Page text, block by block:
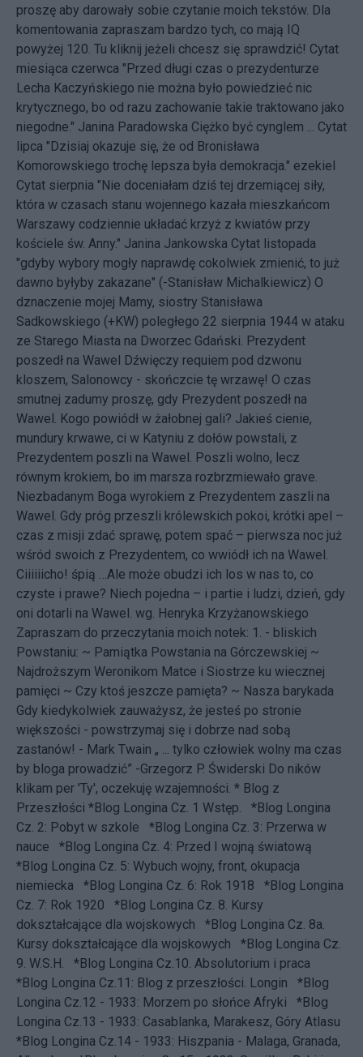
proszę aby darowały sobie czytanie moich tekstów. Dla
komentowania zapraszam bardzo tych, co mają IQ
powyżej 120. Tu kliknij jeżeli chcesz się sprawdzić! Cytat
miesiąca czerwca "Przed długi czas o prezydenturze
Lecha Kaczyńskiego nie można było powiedzieć nic
krytycznego, bo od razu zachowanie takie traktowano jako
niegodne." Janina Paradowska Ciężko być cynglem ... Cytat
lipca "Dzisiaj okazuje się, że od Bronisława
Komorowskiego trochę lepsza była demokracja." ezekiel
Cytat sierpnia "Nie doceniałam dziś tej drzemiącej siły,
która w czasach stanu wojennego kazała mieszkańcom
Warszawy codziennie układać krzyż z kwiatów przy
kościele św. Anny." Janina Jankowska Cytat listopada
"gdyby wybory mogły naprawdę cokolwiek zmienić, to już
dawno byłyby zakazane" (-Stanisław Michalkiewicz) O
dznaczenie mojej Mamy, siostry Stanisława
Sadkowskiego (+KW) poległego 22 sierpnia 1944 w ataku
ze Starego Miasta na Dworzec Gdański. Prezydent
poszedł na Wawel Dźwięczy requiem pod dzwonu
kloszem, Salonowcy - skończcie tę wrzawę! O czas
smutnej zadumy proszę, gdy Prezydent poszedł na
Wawel. Kogo powiódł w żałobnej gali? Jakieś cienie,
mundury krwawe, ci w Katyniu z dołów powstali, z
Prezydentem poszli na Wawel. Poszli wolno, lecz
równym krokiem, bo im marsza rozbrzmiewało grave.
Niezbadanym Boga wyrokiem z Prezydentem zaszli na
Wawel. Gdy próg przeszli królewskich pokoi, krótki apel –
czas z misji zdać sprawę, potem spać – pierwsza noc już
wśród swoich z Prezydentem, co wwiódł ich na Wawel.
Ciiiiiicho! śpią …Ale może obudzi ich los w nas to, co
czyste i prawe? Niech pojedna – i partie i ludzi, dzień, gdy
oni dotarli na Wawel. wg. Henryka Krzyżanowskiego
Zapraszam do przeczytania moich notek: 1. - bliskich
Powstaniu: ~ Pamiątka Powstania na Górczewskiej ~
Najdroższym Weronikom Matce i Siostrze ku wiecznej
pamięci ~ Czy ktoś jeszcze pamięta? ~ Nasza barykada
Gdy kiedykolwiek zauważysz, że jesteś po stronie
większości - powstrzymaj się i dobrze nad sobą
zastanów! - Mark Twain „ ... tylko człowiek wolny ma czas
by bloga prowadzić” -Grzegorz P. Świderski Do ników
klikam per 'Ty', oczekuję wzajemności. * Blog z
Przeszłości *Blog Longina Cz. 1 Wstęp.
*Blog Longina
Cz. 2: Pobyt w szkole
*Blog Longina Cz. 3: Przerwa w
nauce
*Blog Longina Cz. 4: Przed I wojną światową
*Blog Longina Cz. 5: Wybuch wojny, front, okupacja
niemiecka
*Blog Longina Cz. 6: Rok 1918
*Blog Longina
Cz. 7: Rok 1920
*Blog Longina Cz. 8. Kursy
dokształcające dla wojskowych
*Blog Longina Cz. 8a.
Kursy dokształcające dla wojskowych
*Blog Longina Cz.
9. W.S.H.
*Blog Longina Cz.10. Absolutorium i praca
*Blog Longina Cz.11: Blog z przeszłości. Longin
*Blog
Longina Cz.12 - 1933: Morzem po słońce Afryki
*Blog
Longina Cz.13 - 1933: Casablanka, Marakesz, Góry Atlasu
*Blog Longina Cz.14 - 1933: Hiszpania - Malaga, Granada,